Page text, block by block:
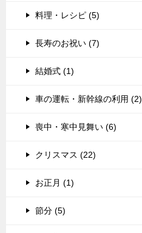
料理・レシピ (5)
長寿のお祝い (7)
結婚式 (1)
車の運転・新幹線の利用 (2)
喪中・寒中見舞い (6)
クリスマス (22)
お正月 (1)
節分 (5)